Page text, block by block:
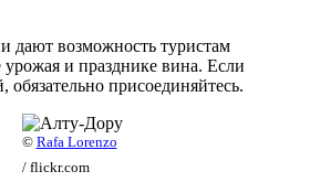
дают возможность туристам
урожая и празднике вина. Если
обязательно присоединяйтесь.
© Rafa Lorenzo
/ flickr.com